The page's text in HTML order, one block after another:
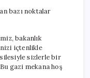
bazı noktalar
bakanlık
içtenlikle
sizlerle bir
gazi mekana hoş